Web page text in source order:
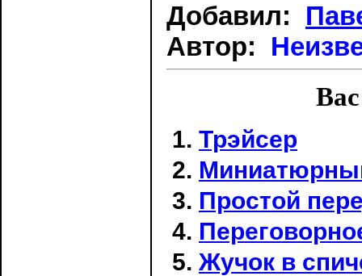
Добавил:
Автор:
Трэйсер
Простой
Жучок в